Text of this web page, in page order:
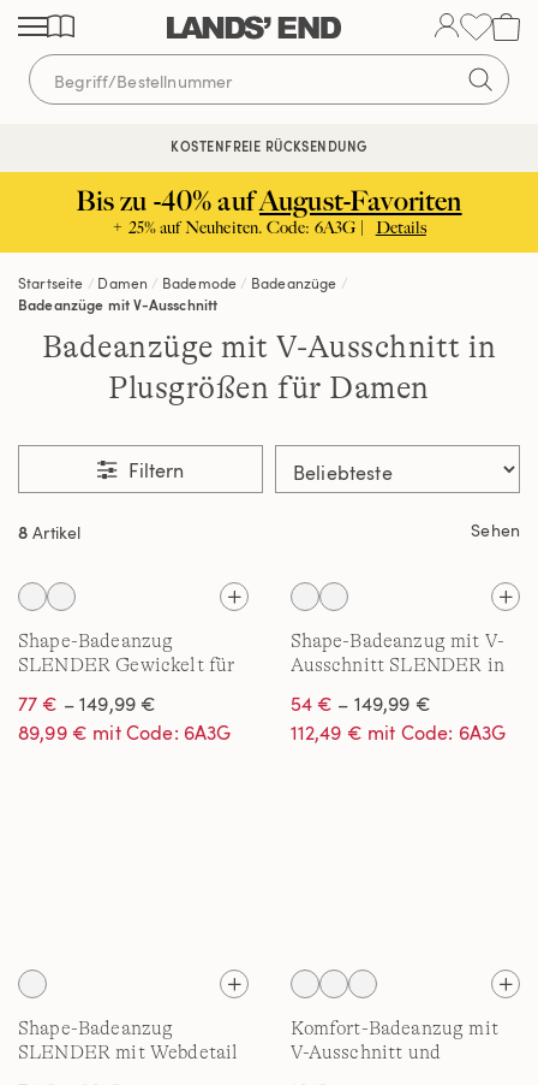
Direkt
zum
Inhalt
Direkt
zur
Navigation
Direkt
zur
Suche
KOSTENLOSE LIEFERUNG AB 120€ | VERTRAUEN SEIT 1963
KOSTENFREIE RÜCKSENDUNG
Bis zu -40% aufAugust-Favoriten
+ 25% auf Neuheiten. Code: 6A3G | Details
Startseite Damen Bademode
Badeanzüge
Badeanzüge mit V-Ausschnitt
Badeanzüge mit V-Ausschnitt in
Plusgrößen für Damen
Filtern
8 Artikel Sehen
Shape-Badeanzug
SLENDER Gewickelt für
77 € – 149,99 €
89,99 € mit Code: 6A3G
Shape-Badeanzug mit V-
Ausschnitt SLENDER in
54 € – 149,99 €
112,49 € mit Code: 6A3G
Shape-Badeanzug
SLENDER mit Webdetail
Komfort-Badeanzug mit
V-Ausschnitt und